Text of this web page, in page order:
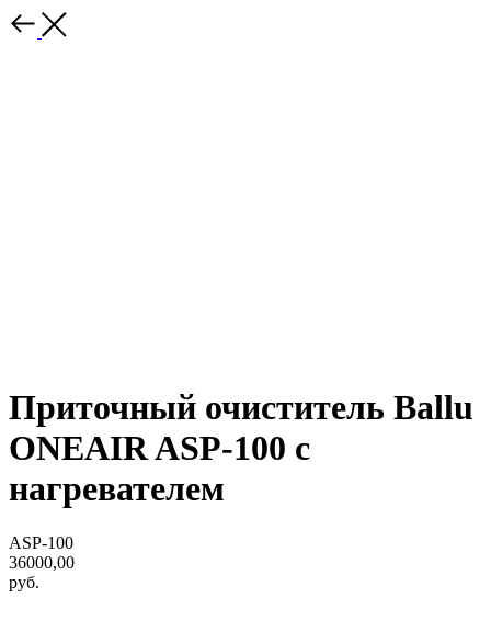
Приточный очиститель Ballu
ONEAIR ASP-100 с
нагревателем
ASP-100
36000,00
руб.